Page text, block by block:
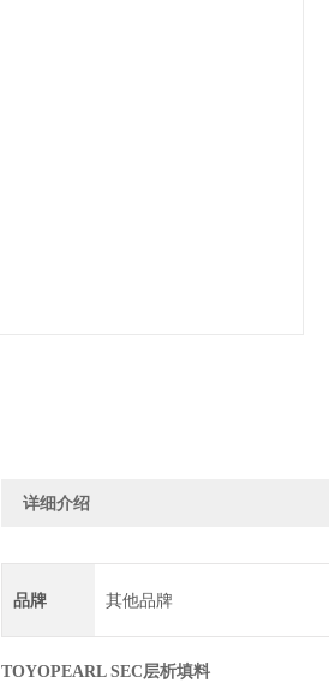
详细介绍
品牌 其他品牌
TOYOPEARL SEC层析填料